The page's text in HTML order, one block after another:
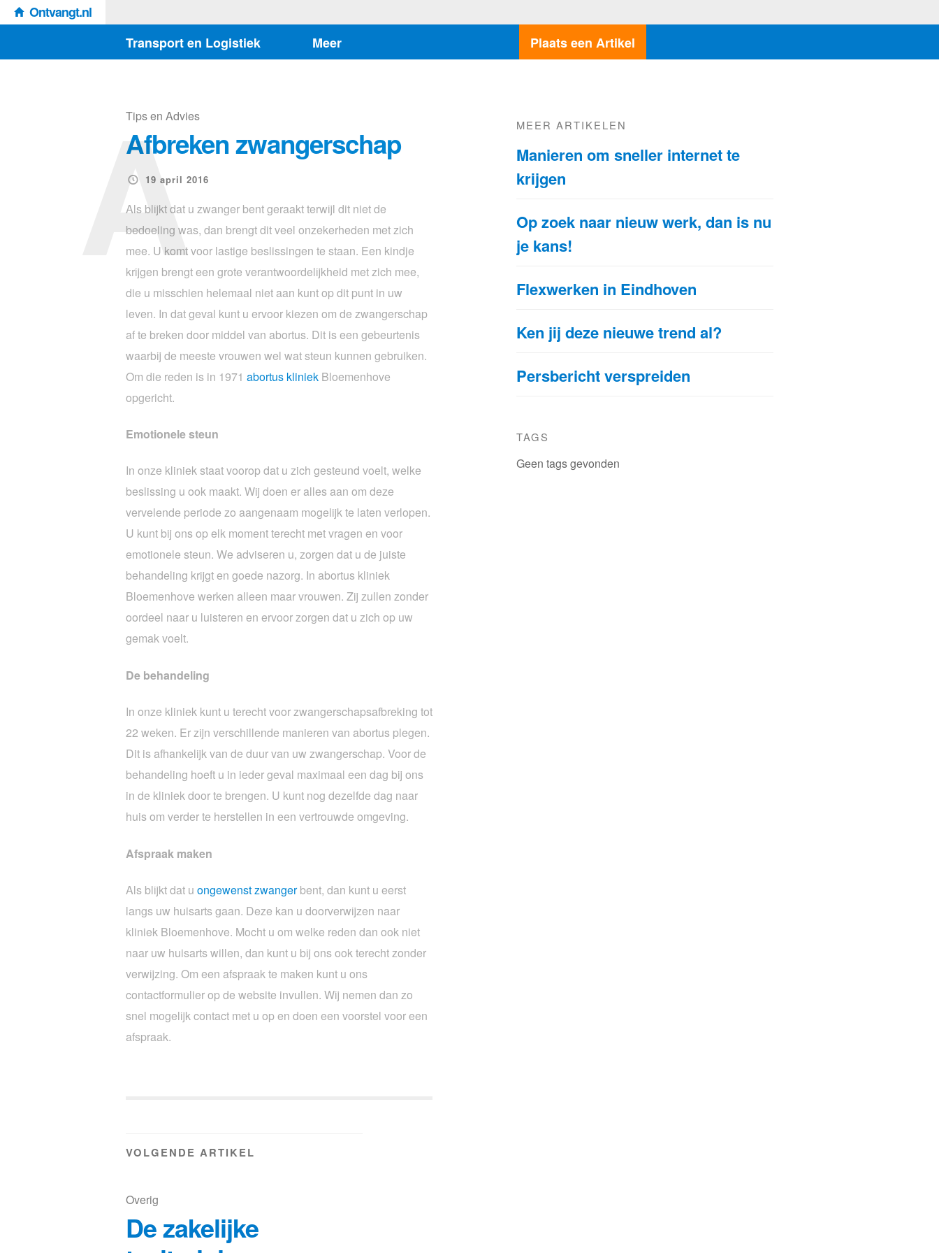
Ontvangt.nl
Transport en Logistiek
Meer Plaats een Artikel
Tips en Advies
Afbreken zwangerschap
19 april 2016
A
Als blijkt dat u zwanger bent geraakt terwijl dit niet de
bedoeling was, dan brengt dit veel onzekerheden met zich
mee. U komt voor lastige beslissingen te staan. Een kindje
krijgen brengt een grote verantwoordelijkheid met zich mee,
die u misschien helemaal niet aan kunt op dit punt in uw
leven. In dat geval kunt u ervoor kiezen om de zwangerschap
af te breken door middel van abortus. Dit is een gebeurtenis
waarbij de meeste vrouwen wel wat steun kunnen gebruiken.
Om die reden is in 1971 abortus kliniek Bloemenhove
opgericht.
Emotionele steun
In onze kliniek staat voorop dat u zich gesteund voelt, welke
beslissing u ook maakt. Wij doen er alles aan om deze
vervelende periode zo aangenaam mogelijk te laten verlopen.
U kunt bij ons op elk moment terecht met vragen en voor
emotionele steun. We adviseren u, zorgen dat u de juiste
behandeling krijgt en goede nazorg. In abortus kliniek
Bloemenhove werken alleen maar vrouwen. Zij zullen zonder
oordeel naar u luisteren en ervoor zorgen dat u zich op uw
gemak voelt.
De behandeling
In onze kliniek kunt u terecht voor zwangerschapsafbreking tot
22 weken. Er zijn verschillende manieren van abortus plegen.
Dit is afhankelijk van de duur van uw zwangerschap. Voor de
behandeling hoeft u in ieder geval maximaal een dag bij ons
in de kliniek door te brengen. U kunt nog dezelfde dag naar
huis om verder te herstellen in een vertrouwde omgeving.
Afspraak maken
Als blijkt dat u ongewenst zwangerbent, dan kunt u eerst
langs uw huisarts gaan. Deze kan u doorverwijzen naar
kliniek Bloemenhove. Mocht u om welke reden dan ook niet
naar uw huisarts willen, dan kunt u bij ons ook terecht zonder
verwijzing. Om een afspraak te maken kunt u ons
contactformulier op de website invullen. Wij nemen dan zo
snel mogelijk contact met u op en doen een voorstel voor een
afspraak.
VOLGENDE ARTIKEL
Overig
De zakelijke
MEER ARTIKELEN
Manieren om sneller internet te
krijgen
Op zoek naar nieuw werk, dan is nu
je kans!
Flexwerken in Eindhoven
Ken jij deze nieuwe trend al?
Persbericht verspreiden
TAGS
Geen tags gevonden